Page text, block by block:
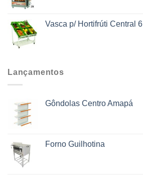
Vasca p/ Hortifrúti Central 6
Lançamentos
Gôndolas Centro Amapá
Forno Guilhotina